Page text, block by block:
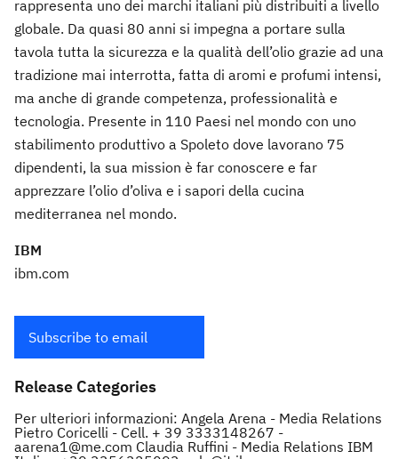
rappresenta uno dei marchi italiani più distribuiti a livello
globale. Da quasi 80 anni si impegna a portare sulla
tavola tutta la sicurezza e la qualità dell’olio grazie ad una
tradizione mai interrotta, fatta di aromi e profumi intensi,
ma anche di grande competenza, professionalità e
tecnologia. Presente in 110 Paesi nel mondo con uno
stabilimento produttivo a Spoleto dove lavorano 75
dipendenti, la sua mission è far conoscere e far
apprezzare l’olio d’oliva e i sapori della cucina
mediterranea nel mondo.
IBM
ibm.com
Subscribe to email
Release Categories
Per ulteriori informazioni: Angela Arena - Media Relations
Pietro Coricelli - Cell. + 39 3333148267 -
aarena1@me.com Claudia Ruffini - Media Relations IBM